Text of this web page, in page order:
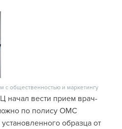
с общественностью и маркетингу
начал вести прием врач-
по полису ОМС
образца от